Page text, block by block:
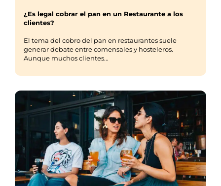
¿Es legal cobrar el pan en un Restaurante a los
clientes?
El tema del cobro del pan en restaurantes suele
generar debate entre comensales y hosteleros.
Aunque muchos clientes...